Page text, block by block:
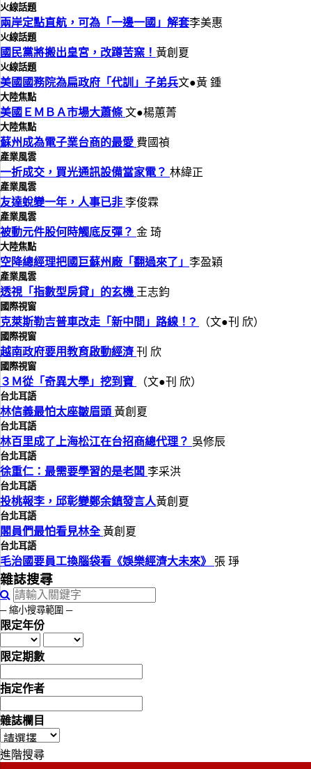
火線話題
兩岸定點直航，可為「一邊一國」解套李美惠
火線話題
國民黨將搬出皇宮，改蹲苦窯！ 黃創夏
火線話題
美國國務院為扁政府「代訓」子弟兵文●黃 鍾
大陸焦點
美國ＥＭＢＡ市場大蕭條 文●楊蕙菁
大陸焦點
蘇州成為電子業台商的最愛 費國禎
產業風雲
一折成交，買光通訊設備當家電？ 林緯正
產業風雲
友達蛻變一年，人事已非 李俊霖
產業風雲
被動元件股何時觸底反彈？ 金 琦
大陸焦點
空降總經理把國巨蘇州廠「翻過來了」 李盈穎
產業風雲
透視「指數型房貸」的玄機 王志鈞
國際視窗
克萊斯勒吉普車改走「新中間」路線！? （文●刊 欣）
國際視窗
越南政府要用教育啟動經濟 刊 欣
國際視窗
３Ｍ從「奇異大學」挖到寶 （文●刊 欣）
台北耳語
林信義最怕太座皺眉頭 黃創夏
台北耳語
林百里成了上海松江在台招商總代理？ 吳修辰
台北耳語
徐重仁：最需要學習的是老闆 李采洪
台北耳語
投桃報李，邱彰變鄭余鎮發言人黃創夏
台北耳語
閣員們最怕看見林全黃創夏
台北耳語
毛治國要員工換腦袋看《娛樂經濟大未來》 張 琤
雜誌搜尋
─ 縮小搜尋範圍 ─
限定年份
限定期數
指定作者
雜誌欄目
進階搜尋